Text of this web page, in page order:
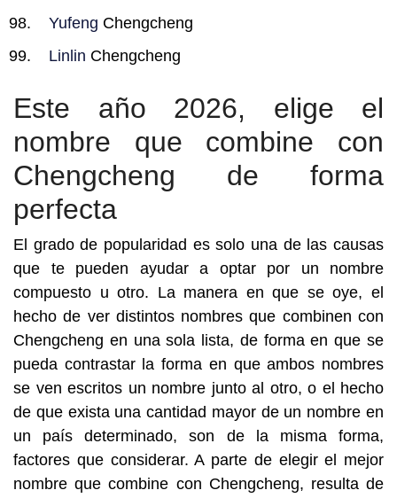
Yufeng Chengcheng
Linlin Chengcheng
Este año 2026, elige el
nombre que combine con
Chengcheng de forma
perfecta
El grado de popularidad es solo una de las causas
que te pueden ayudar a optar por un nombre
compuesto u otro. La manera en que se oye, el
hecho de ver distintos nombres que combinen con
Chengcheng en una sola lista, de forma en que se
pueda contrastar la forma en que ambos nombres
se ven escritos un nombre junto al otro, o el hecho
de que exista una cantidad mayor de un nombre en
un país determinado, son de la misma forma,
factores que considerar. A parte de elegir el mejor
nombre que combine con Chengcheng, resulta de